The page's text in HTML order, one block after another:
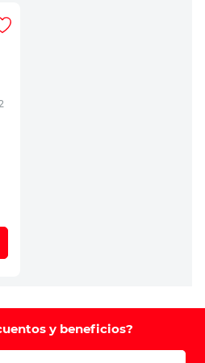
y beneficios?